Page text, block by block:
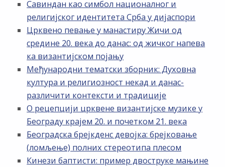
Савиндан као симбол националног и
религијског идентитета Срба у дијаспори
Црквено певање у манастиру Жичи од
средине 20. века до данас: од жичког напева
ка византијском појању
Међународни тематски зборник: Духовна
култура и религиозност некад и данас-
различити контексти и традиције
О рецепцији црквене византијске музике у
Београду крајем 20. и почетком 21. века
Београдска брејкденс девојка: брејковање
(ломљење) полних стереотипа плесом
Кинези баптисти: пример двоструке мањине